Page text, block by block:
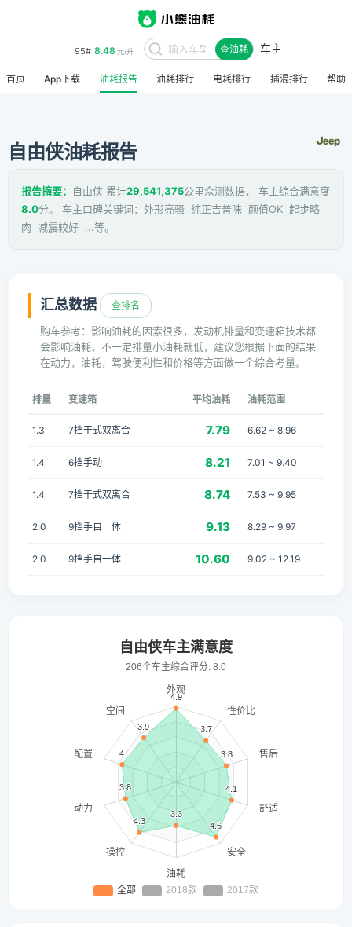
95# 8.48 元/升 查油耗 车主
首页 App下载 油耗报告 油耗排行 电耗排行 插混排行 帮助
自由侠油耗报告
报告摘要： 自由侠 累计29,541,375公里众测数据， 车主综合满意度
8.0分。 车主口碑关键词：外形亮骚 纯正吉普味 颜值OK 起步略
肉 减震较好 ...等。
汇总数据 查排名
购车参考：影响油耗的因素很多，发动机排量和变速箱技术都
会影响油耗，不一定排量小油耗就低，建议您根据下面的结果
在动力，油耗，驾驶便利性和价格等方面做一个综合考量。
排量 变速箱 平均油耗 油耗范围
1.3 7挡干式双离合 7.79 6.62 ~ 8.96
1.4 6挡手动 8.21 7.01 ~ 9.40
1.4 7挡干式双离合 8.74 7.53 ~ 9.95
2.0 9挡手自一体 9.13 8.29 ~ 9.97
2.0 9挡手自一体 10.60 9.02 ~ 12.19